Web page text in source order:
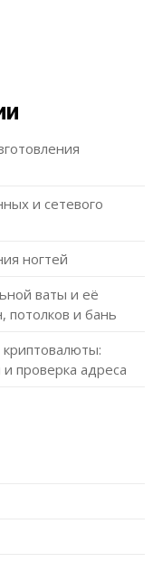
и сетевого
ногтей
ваты и её
потолков и бань
проверка адреса